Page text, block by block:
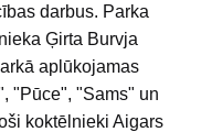
darbus. Parka
Ģirta Burvja
aplūkojamas
"Pūce", "Sams" un
koktēlnieki Aigars